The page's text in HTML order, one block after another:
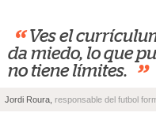
“ Ves el
da miedo, lo que
no tiene límites.
”
Jordi Roura, responsable del futbol